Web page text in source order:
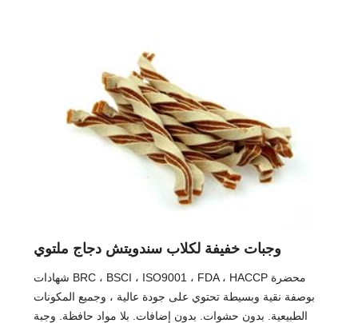
وجبات خفيفة لكلاب سندويتش دجاج ملتوي
شهادات BRC ، BSCI ، ISO9001 ، FDA ، HACCP محضرة
بوصفة نقية وبسيطة تحتوي على جودة عالية ، وجميع المكونات
الطبيعية. بدون حشوات. بدون إضافات. بلا مواد حافظة. وجبة